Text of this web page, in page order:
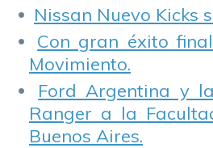
Nissan Nuevo Kicks
Con gran éxito
Movimiento.
Ford Argentina y
Ranger a la
Buenos Aires.